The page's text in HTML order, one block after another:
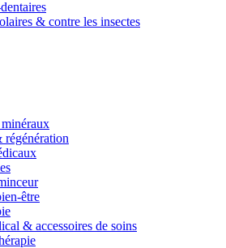
& contre les insectes
être
& accessoires de soins